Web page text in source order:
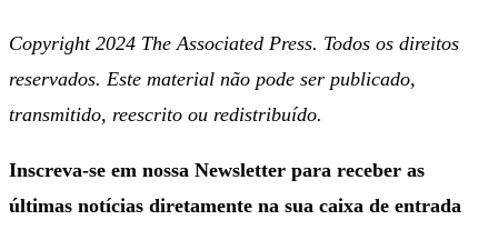
Copyright 2024 The Associated Press. Todos os direitos
reservados. Este material não pode ser publicado,
transmitido, reescrito ou redistribuído.
Inscreva-se em nossa Newsletter para receber as
últimas notícias diretamente na sua caixa de entrada